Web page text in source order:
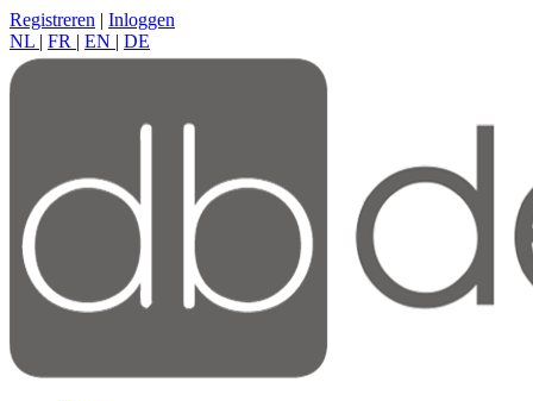
Registreren | Inloggen
NL | FR | EN | DE